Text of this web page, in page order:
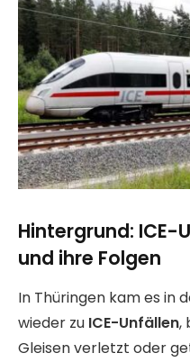
Hintergrund: ICE-
und ihre Folgen
In Thüringen kam es in
wieder zu ICE-Unfällen,
Gleisen verletzt oder